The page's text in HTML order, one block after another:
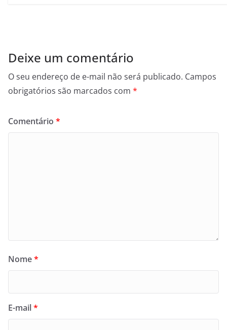
Deixe um comentário
O seu endereço de e-mail não será publicado. Campos
obrigatórios são marcados com *
Comentário *
Nome*
E-mail*